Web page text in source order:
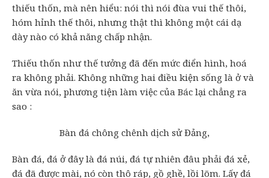
thiếu thốn, mà nên hiểu: nói thì nói đùa vui thế thôi,
hóm hỉnh thế thôi, nhưng thật thì không một cái dạ
dày nào có khả năng chấp nhận.
Thiếu thốn như thế tưởng đã đến mức điển hình, hoá
ra không phải. Không những hai điều kiện sống là ở và
ăn vừa nói, phương tiện làm việc của Bác lại chẳng ra
sao :
Bàn đá chông chênh dịch sử Đảng,
Bàn đá, đá ở đây là đá núi, đá tự nhiên đâu phải đá xẻ,
đá đã được mài, nó còn thô ráp, gồ ghề, lồi lõm. Lấy đá